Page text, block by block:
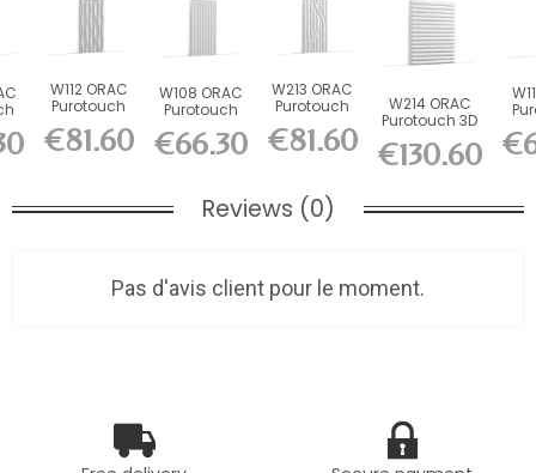
W112 ORAC
Purotouch
3D wall
panel L200
x...
€81.60
W108 ORAC
Purotouch
3D wall
panel L200
x...
€66.30
W213 ORAC
Purotouch
3D wall
panel L200
x...
€81.60
W214 ORAC
Purotouch 3D
wall panel
L200 x...
€130.60
Reviews (0)
Pas d'avis client pour le moment.